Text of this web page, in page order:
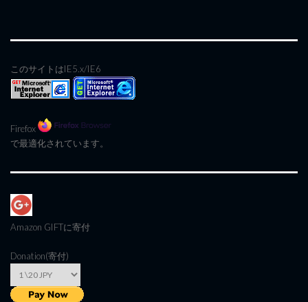
このサイトはIE5.x/IE6
Firefox
で最適化されています。
Amazon GIFTに寄付
Donation(寄付)